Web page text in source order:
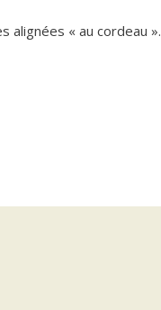
alignées « au cordeau ».